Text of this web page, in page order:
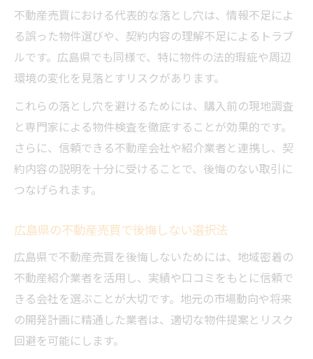
不動産売買における代表的な落とし穴は、情報不足によ
る誤った物件選びや、契約内容の理解不足によるトラブ
ルです。広島県でも同様で、特に物件の法的瑕疵や周辺
環境の変化を見落とすリスクがあります。
これらの落とし穴を避けるためには、購入前の現地調査
と専門家による物件検査を徹底することが効果的です。
さらに、信頼できる不動産会社や紹介業者と連携し、契
約内容の説明を十分に受けることで、後悔のない取引に
つなげられます。
広島県の不動産売買で後悔しない選択法
広島県で不動産売買を後悔しないためには、地域密着の
不動産紹介業者を活用し、実績や口コミをもとに信頼で
きる会社を選ぶことが大切です。地元の市場動向や将来
の開発計画に精通した業者は、適切な物件提案とリスク
回避を可能にします。